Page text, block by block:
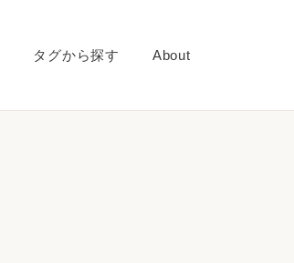
タグから探す About